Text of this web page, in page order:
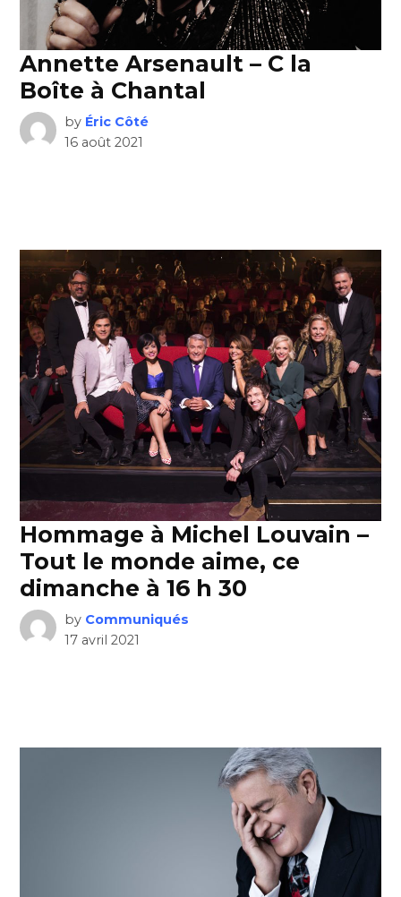
Annette Arsenault – C la
Boîte à Chantal
by Éric Côté
16 août 2021
Hommage à Michel Louvain –
Tout le monde aime, ce
dimanche à 16 h 30
by Communiqués
17 avril 2021